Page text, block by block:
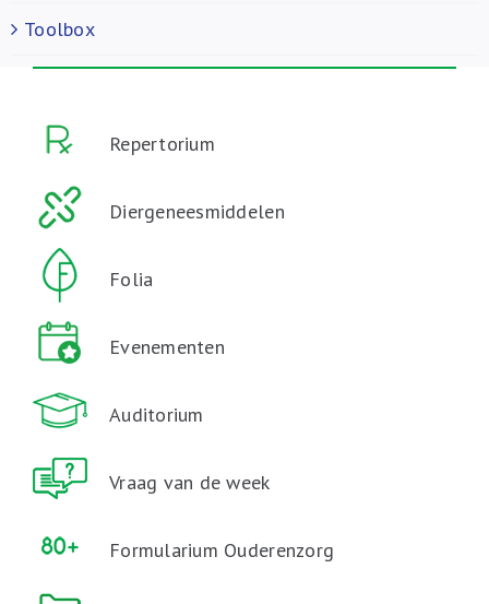
Toolbox
Repertorium
Diergeneesmiddelen
Folia
Evenementen
Auditorium
Vraag van de week
Formularium Ouderenzorg